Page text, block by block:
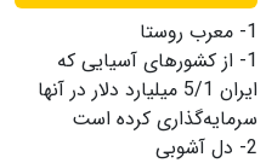
1- معرب روستا
1- از کشورهای آسیایی که
ایران 5/1 میلیارد دلار در آنها
سرمایه‌گذاری کرده است
2- دل آشوبی